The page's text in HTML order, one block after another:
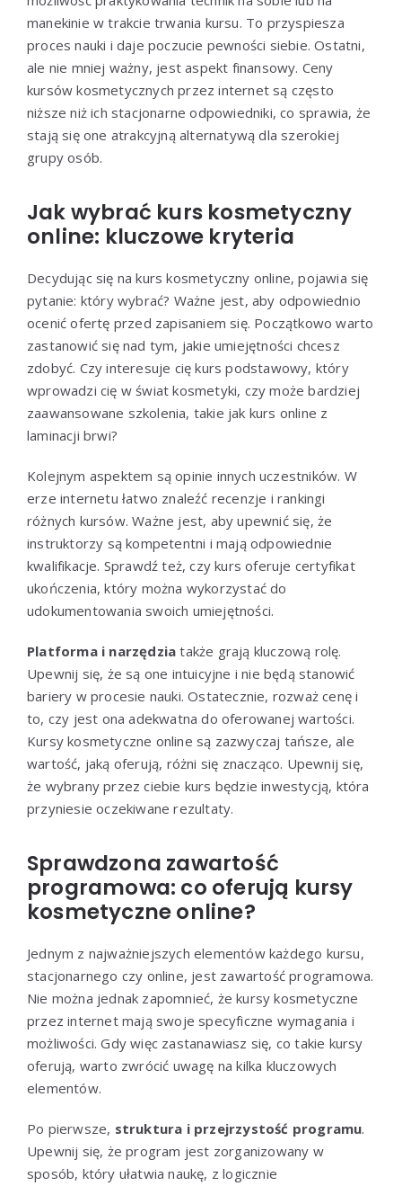
manekinie w trakcie trwania kursu. To przyspiesza
proces nauki i daje poczucie pewności siebie. Ostatni,
ale nie mniej ważny, jest aspekt finansowy. Ceny
kursów kosmetycznych przez internet są często
niższe niż ich stacjonarne odpowiedniki, co sprawia, że
stają się one atrakcyjną alternatywą dla szerokiej
grupy osób.
Jak wybrać kurs kosmetyczny
online: kluczowe kryteria
Decydując się na kurs kosmetyczny online, pojawia się
pytanie: który wybrać? Ważne jest, aby odpowiednio
ocenić ofertę przed zapisaniem się. Początkowo warto
zastanowić się nad tym, jakie umiejętności chcesz
zdobyć. Czy interesuje cię kurs podstawowy, który
wprowadzi cię w świat kosmetyki, czy może bardziej
zaawansowane szkolenia, takie jak kurs online z
laminacji brwi?
Kolejnym aspektem są opinie innych uczestników. W
erze internetu łatwo znaleźć recenzje i rankingi
różnych kursów. Ważne jest, aby upewnić się, że
instruktorzy są kompetentni i mają odpowiednie
kwalifikacje. Sprawdź też, czy kurs oferuje certyfikat
ukończenia, który można wykorzystać do
udokumentowania swoich umiejętności.
Platforma i narzędzia także grają kluczową rolę.
Upewnij się, że są one intuicyjne i nie będą stanowić
bariery w procesie nauki. Ostatecznie, rozważ cenę i
to, czy jest ona adekwatna do oferowanej wartości.
Kursy kosmetyczne online są zazwyczaj tańsze, ale
wartość, jaką oferują, różni się znacząco. Upewnij się,
że wybrany przez ciebie kurs będzie inwestycją, która
przyniesie oczekiwane rezultaty.
Sprawdzona zawartość
programowa: co oferują kursy
kosmetyczne online?
Jednym z najważniejszych elementów każdego kursu,
stacjonarnego czy online, jest zawartość programowa.
Nie można jednak zapomnieć, że kursy kosmetyczne
przez internet mają swoje specyficzne wymagania i
możliwości. Gdy więc zastanawiasz się, co takie kursy
oferują, warto zwrócić uwagę na kilka kluczowych
elementów.
Po pierwsze, struktura i przejrzystość programu.
Upewnij się, że program jest zorganizowany w
sposób, który ułatwia naukę, z logicznie